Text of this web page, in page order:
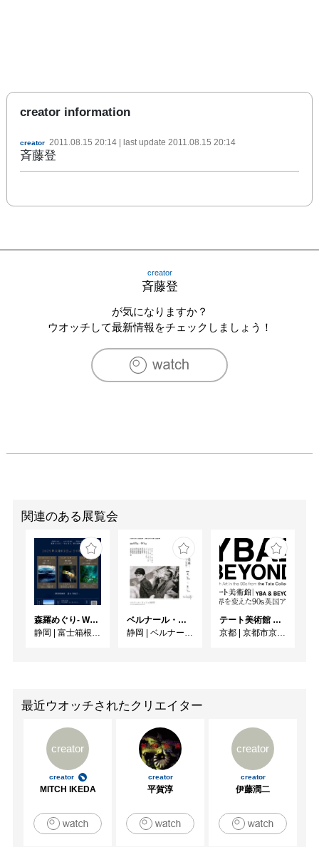
creator information
creator 2011.08.15 20:14 | last update 2011.08.15 20:14
斉藤登
creator
斉藤登
が気になりますか？
ウオッチして最新情報をチェックしましょう！
関連のある展覧会
森羅めぐり- Wandering in Shinra -
静岡 | 富士箱根カントリークラブ
ベルナール・ビュフェと写真 ーカメラがとらえたビュフェとその時代、そして21 世紀へ
静岡 | ベルナール・ビュフェ美術館
テート美術館 ― YBA & BEYOND 世界を変えた90s英国アート
京都 | 京都市京セラ美術館
最近ウオッチされたクリエイター
creator
creator
MITCH IKEDA
creator
平賀淳
creator
creator
伊藤潤二